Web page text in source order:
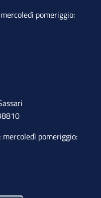
pomeriggio:
pomeriggio: